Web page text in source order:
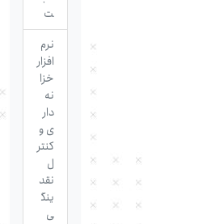
ت
نرم
افزار
خزا
نه
دار
ی و
کنتر
نقد
ینگ
ی